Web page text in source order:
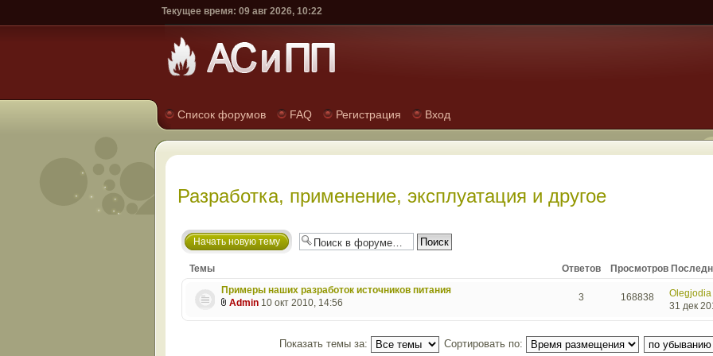
Текущее время: 09 авг 2026, 10:22
Список форумов FAQ Регистрация Вход
Разработка, применение, эксплуатация и другое
Начать новую тему
Темы Ответов Просмотров
Примеры наших разработок источников питания
Admin10 окт 2010, 14:56 3 168838
Olegjodia
31 дек
Показать темы за: Сортировать по: